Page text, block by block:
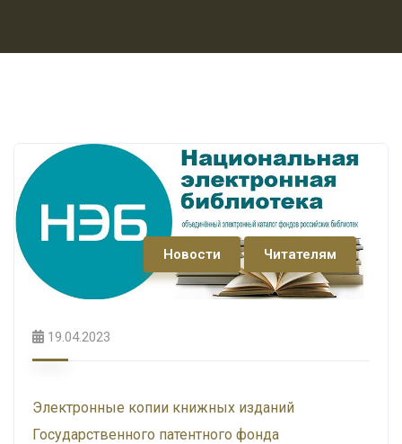
Новости Читателям
19.04.2023
Электронные копии книжных изданий
Государственного патентного фонда